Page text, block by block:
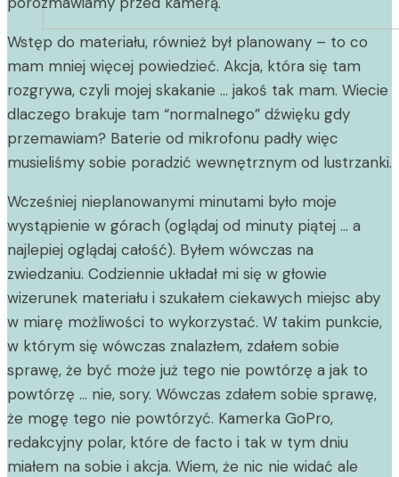
Wstęp do materiału, również był planowany – to co
mam mniej więcej powiedzieć. Akcja, która się tam
rozgrywa, czyli mojej skakanie … jakoś tak mam. Wiecie
dlaczego brakuje tam “normalnego” dźwięku gdy
przemawiam? Baterie od mikrofonu padły więc
musieliśmy sobie poradzić wewnętrznym od lustrzanki.
Wcześniej nieplanowanymi minutami było moje
wystąpienie w górach (oglądaj od minuty piątej … a
najlepiej oglądaj całość). Byłem wówczas na
zwiedzaniu. Codziennie układał mi się w głowie
wizerunek materiału i szukałem ciekawych miejsc aby
w miarę możliwości to wykorzystać. W takim punkcie,
w którym się wówczas znalazłem, zdałem sobie
sprawę, że być może już tego nie powtórzę a jak to
powtórzę … nie, sory. Wówczas zdałem sobie sprawę,
że mogę tego nie powtórzyć. Kamerka GoPro,
redakcyjny polar, które de facto i tak w tym dniu
miałem na sobie i akcja. Wiem, że nic nie widać ale